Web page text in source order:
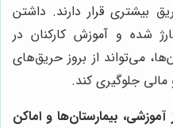
بیشتری قرار دارند. داشتن
شده و آموزش کارکنان در
می‌تواند از بروز حریق‌های
جلوگیری کند.
آموزشی، بیمارستان‌ها و اماکن